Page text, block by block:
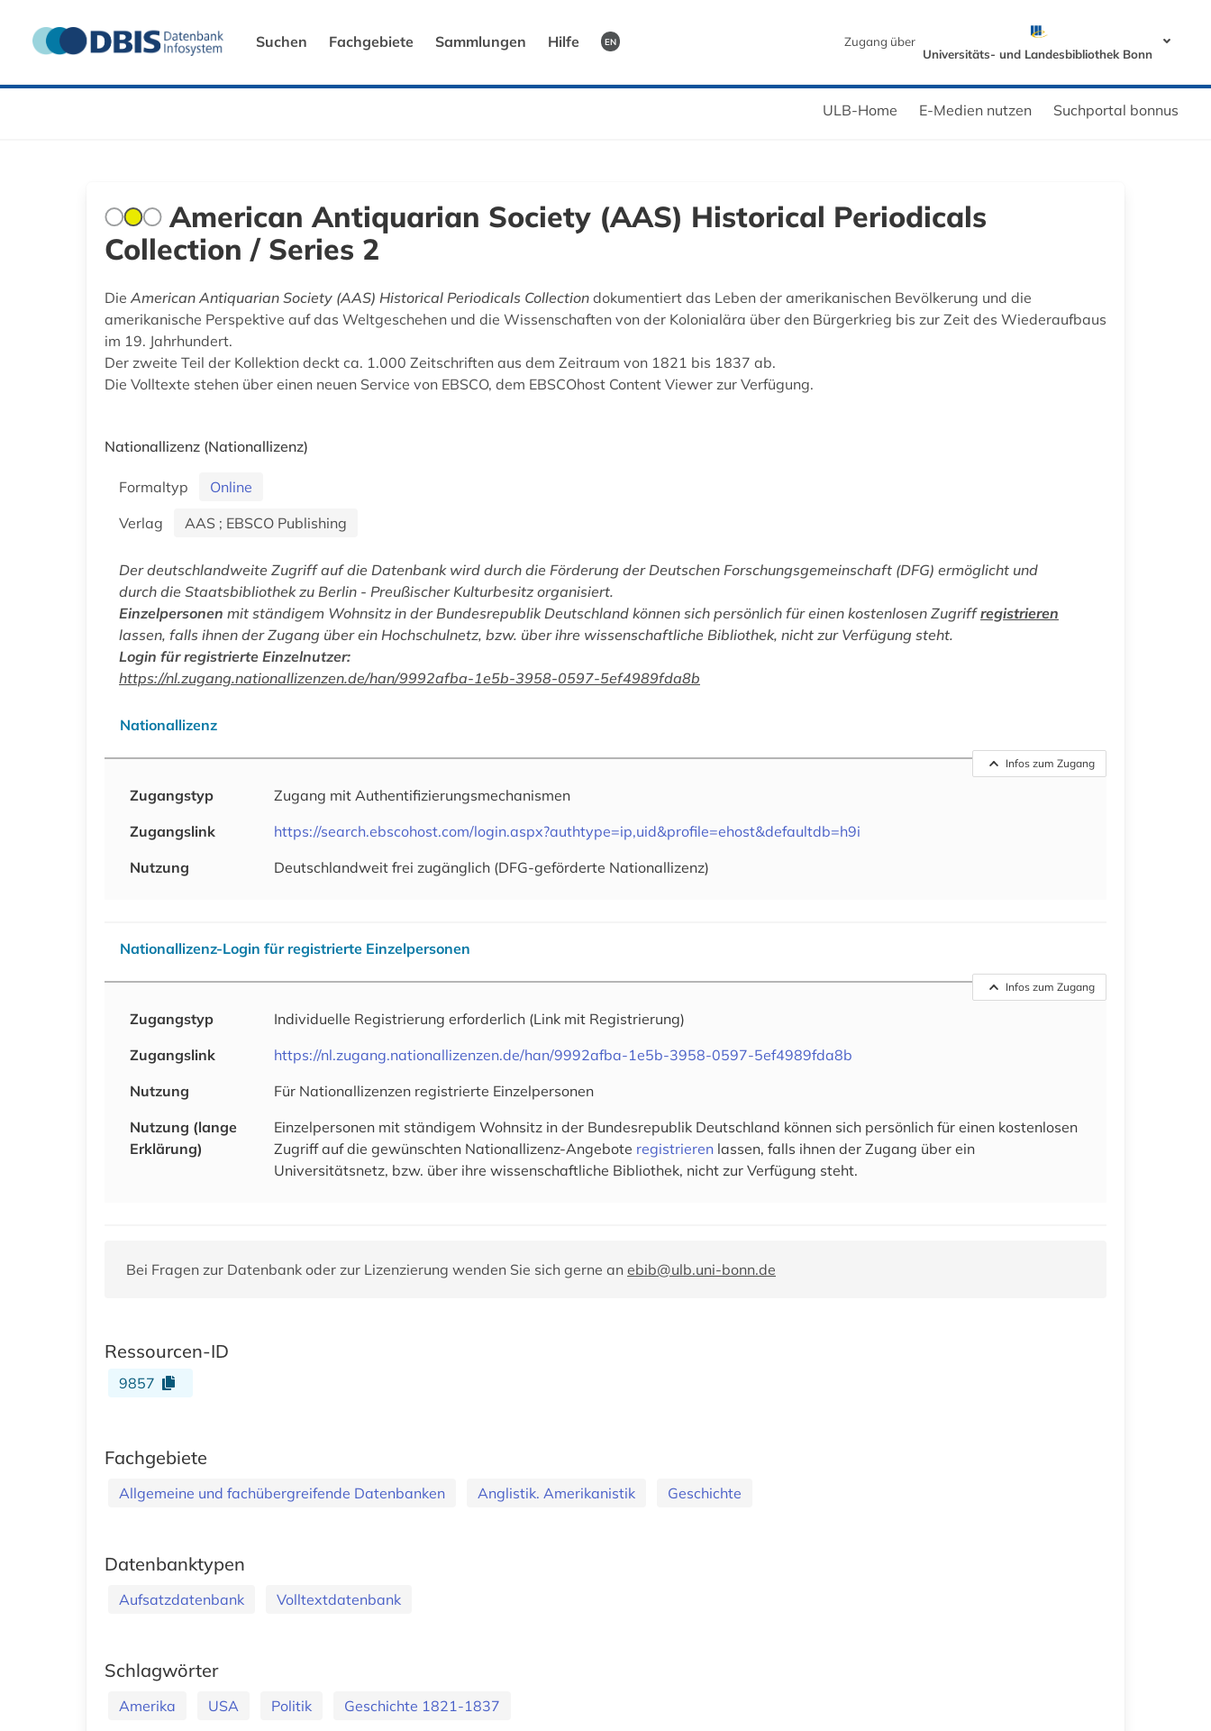
Suchen Fachgebiete Sammlungen Hilfe EN
Zugang über
Universitäts- und Landesbibliothek Bonn
ULB-Home E-Medien nutzen Suchportal bonnus
American Antiquarian Society (AAS) Historical Periodicals
Collection / Series 2
Die American Antiquarian Society (AAS) Historical Periodicals Collection dokumentiert das Leben der amerikanischen Bevölkerung und die
amerikanische Perspektive auf das Weltgeschehen und die Wissenschaften von der Kolonialära über den Bürgerkrieg bis zur Zeit des Wiederaufbaus
im 19. Jahrhundert.
Der zweite Teil der Kollektion deckt ca. 1.000 Zeitschriften aus dem Zeitraum von 1821 bis 1837 ab.
Die Volltexte stehen über einen neuen Service von EBSCO, dem EBSCOhost Content Viewer zur Verfügung.
Nationallizenz (Nationallizenz)
Formaltyp
Online
Verlag
AAS ; EBSCO Publishing
Der deutschlandweite Zugriff auf die Datenbank wird durch die Förderung der Deutschen Forschungsgemeinschaft (DFG) ermöglicht und
durch die Staatsbibliothek zu Berlin - Preußischer Kulturbesitz organisiert.
Einzelpersonen mit ständigem Wohnsitz in der Bundesrepublik Deutschland können sich persönlich für einen kostenlosen Zugriffregistrieren
lassen, falls ihnen der Zugang über ein Hochschulnetz, bzw. über ihre wissenschaftliche Bibliothek, nicht zur Verfügung steht.
Login für registrierte Einzelnutzer:
https://nl.zugang.nationallizenzen.de/han/9992afba-1e5b-3958-0597-5ef4989fda8b
Nationallizenz
Infos zum Zugang
Zugangstyp
Zugang mit Authentifizierungsmechanismen
Zugangslink
https://search.ebscohost.com/login.aspx?authtype=ip,uid&profile=ehost&defaultdb=h9i
Nutzung
Deutschlandweit frei zugänglich (DFG-geförderte Nationallizenz)
Nationallizenz-Login für registrierte Einzelpersonen
Infos zum Zugang
Zugangstyp Individuelle Registrierung erforderlich (Link mit Registrierung)
Zugangslink
https://nl.zugang.nationallizenzen.de/han/9992afba-1e5b-3958-0597-5ef4989fda8b
Nutzung
Für Nationallizenzen registrierte Einzelpersonen
Nutzung (lange
Erklärung)
Einzelpersonen mit ständigem Wohnsitz in der Bundesrepublik Deutschland können sich persönlich für einen kostenlosen
Zugriff auf die gewünschten Nationallizenz-Angebote registrieren lassen, falls ihnen der Zugang über ein
Universitätsnetz, bzw. über ihre wissenschaftliche Bibliothek, nicht zur Verfügung steht.
Bei Fragen zur Datenbank oder zur Lizenzierung wenden Sie sich gerne an ebib@ulb.uni-bonn.de
Ressourcen-ID
9857
Fachgebiete
Allgemeine und fachübergreifende Datenbanken Anglistik. Amerikanistik Geschichte
Datenbanktypen
Aufsatzdatenbank Volltextdatenbank
Schlagwörter
Amerika USA Politik Geschichte 1821-1837